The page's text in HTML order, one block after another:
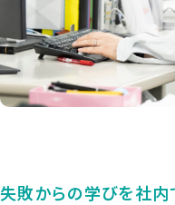
失敗からの学びを社